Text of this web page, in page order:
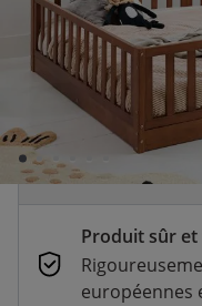
Ce produit
septembre
Paiement
CB, Paypal,
Produit sûr et
européennes